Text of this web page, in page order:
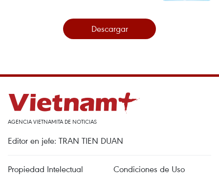
Descargar
AGENCIA VIETNAMITA DE NOTICIAS
Editor en jefe: TRAN TIEN DUAN
Propiedad Intelectual
Condiciones de Uso